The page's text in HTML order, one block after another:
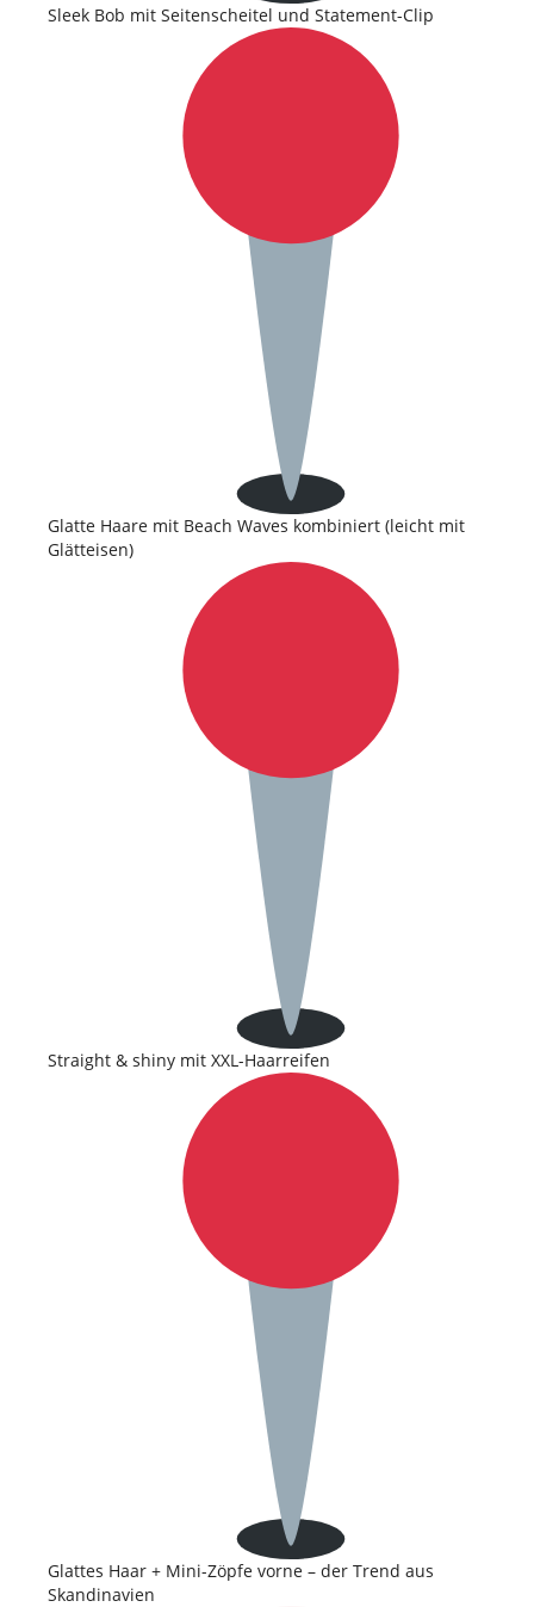
Sleek Bob mit Seitenscheitel und Statement-Clip
Glatte Haare mit Beach Waves kombiniert (leicht mit
Glätteisen)
Straight & shiny mit XXL-Haarreifen
Glattes Haar + Mini-Zöpfe vorne – der Trend aus
Skandinavien